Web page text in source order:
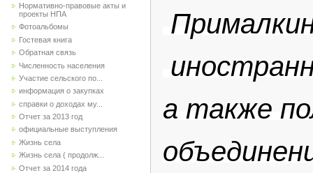
Нормативно-правовые акты и
проекты НПА
Фотоальбомы
Гостевая книга
Обратная связь
Численность населения
Участие сельского по...
информация о закупках
справки о доходах му...
Отчет за 2013 год
официальные выступления
Жизнь села
Жизнь села ( продолж...
Отчет за 2014 года
а также